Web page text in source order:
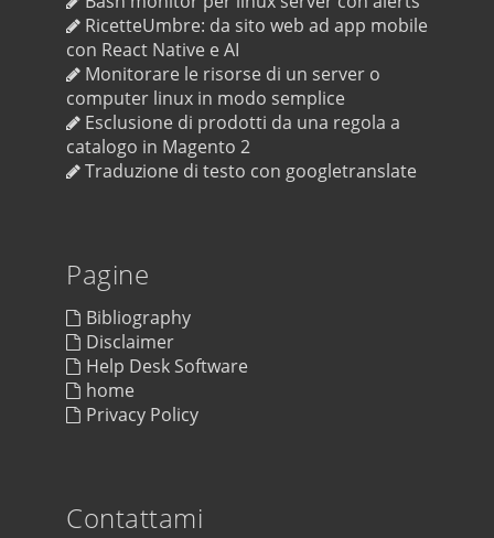
RicetteUmbre: da sito web ad app mobile
con React Native e AI
Monitorare le risorse di un server o
computer linux in modo semplice
Esclusione di prodotti da una regola a
catalogo in Magento 2
Traduzione di testo con googletranslate
Pagine
Bibliography
Disclaimer
Help Desk Software
home
Privacy Policy
Contattami